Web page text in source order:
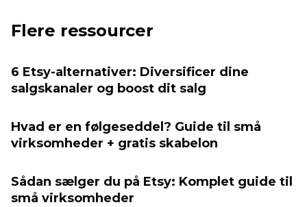
Flere ressourcer
6 Etsy-alternativer: Diversificer dine
salgskanaler og boost dit salg
Hvad er en følgeseddel? Guide til små
virksomheder + gratis skabelon
Sådan sælger du på Etsy: Komplet guide til
små virksomheder